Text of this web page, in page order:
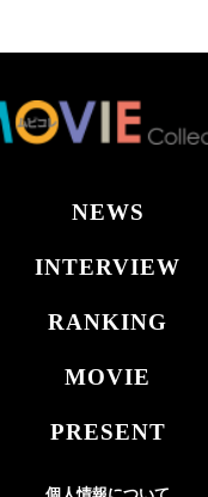
NEWS
INTERVIEW
RANKING
MOVIE
PRESENT